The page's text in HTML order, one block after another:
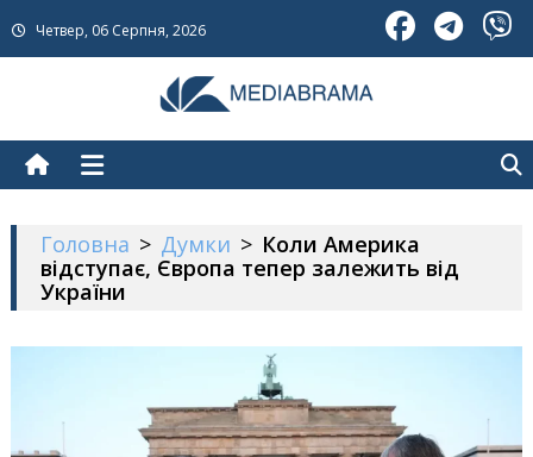
to
Четвер, 06 Серпня, 2026
Головна > Думки > Коли Америка
відступає, Європа тепер залежить від
України